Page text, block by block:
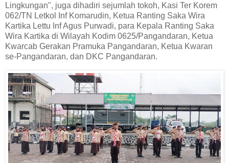
Lingkungan", juga dihadiri sejumlah tokoh, Kasi Ter Korem
062/TN Letkol Inf Komarudin, Ketua Ranting Saka Wira
Kartika Lettu Inf Agus Purwadi, para Kepala Ranting Saka
Wira Kartika di Wilayah Kodim 0625/Pangandaran, Ketua
Kwarcab Gerakan Pramuka Pangandaran, Ketua Kwaran
se-Pangandaran, dan DKC Pangandaran.